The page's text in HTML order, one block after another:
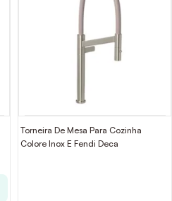
Torneira De Mesa Para Cozinha
Colore Inox E Fendi Deca